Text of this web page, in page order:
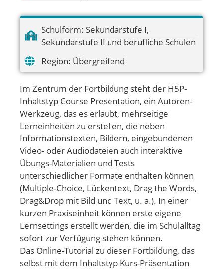
Schulform: Sekundarstufe I,
Sekundarstufe II und berufliche Schulen
Region: Übergreifend
Im Zentrum der Fortbildung steht der H5P-
Inhaltstyp Course Presentation, ein Autoren-
Werkzeug, das es erlaubt, mehrseitige
Lerneinheiten zu erstellen, die neben
Informationstexten, Bildern, eingebundenen
Video- oder Audiodateien auch interaktive
Übungs-Materialien und Tests
unterschiedlicher Formate enthalten können
(Multiple-Choice, Lückentext, Drag the Words,
Drag&Drop mit Bild und Text, u. a.). In einer
kurzen Praxiseinheit können erste eigene
Lernsettings erstellt werden, die im Schulalltag
sofort zur Verfügung stehen können.
Das Online-Tutorial zu dieser Fortbildung, das
selbst mit dem Inhaltstyp Kurs-Präsentation